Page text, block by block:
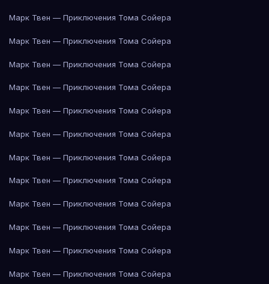
Марк Твен — Приключения Тома Сойера
Марк Твен — Приключения Тома Сойера
Марк Твен — Приключения Тома Сойера
Марк Твен — Приключения Тома Сойера
Марк Твен — Приключения Тома Сойера
Марк Твен — Приключения Тома Сойера
Марк Твен — Приключения Тома Сойера
Марк Твен — Приключения Тома Сойера
Марк Твен — Приключения Тома Сойера
Марк Твен — Приключения Тома Сойера
Марк Твен — Приключения Тома Сойера
Марк Твен — Приключения Тома Сойера